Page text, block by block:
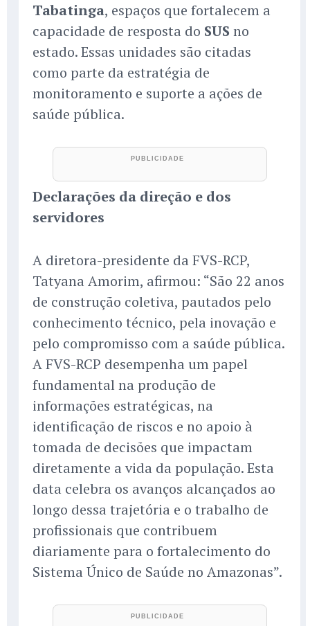
Tabatinga, espaços que fortalecem a
capacidade de resposta do SUS no
estado. Essas unidades são citadas
como parte da estratégia de
monitoramento e suporte a ações de
saúde pública.
Declarações da direção e dos
servidores
A diretora-presidente da FVS-RCP,
Tatyana Amorim, afirmou: “São 22 anos
de construção coletiva, pautados pelo
conhecimento técnico, pela inovação e
pelo compromisso com a saúde pública.
A FVS-RCP desempenha um papel
fundamental na produção de
informações estratégicas, na
identificação de riscos e no apoio à
tomada de decisões que impactam
diretamente a vida da população. Esta
data celebra os avanços alcançados ao
longo dessa trajetória e o trabalho de
profissionais que contribuem
diariamente para o fortalecimento do
Sistema Único de Saúde no Amazonas”.